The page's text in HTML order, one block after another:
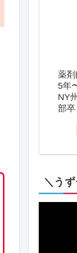
薬
5年
NY
部
＼う